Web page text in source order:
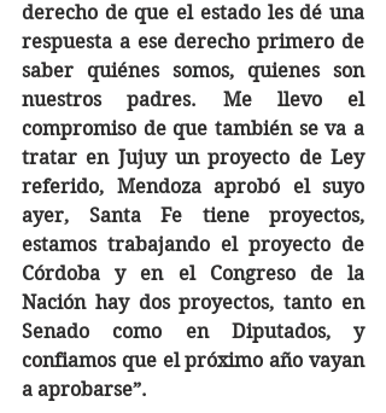
derecho de que el estado les dé una
respuesta a ese derecho primero de
saber quiénes somos, quienes son
nuestros padres. Me llevo el
compromiso de que también se va a
tratar en Jujuy un proyecto de Ley
referido, Mendoza aprobó el suyo
ayer, Santa Fe tiene proyectos,
estamos trabajando el proyecto de
Córdoba y en el Congreso de la
Nación hay dos proyectos, tanto en
Senado como en Diputados, y
confiamos que el próximo año vayan
a aprobarse”.